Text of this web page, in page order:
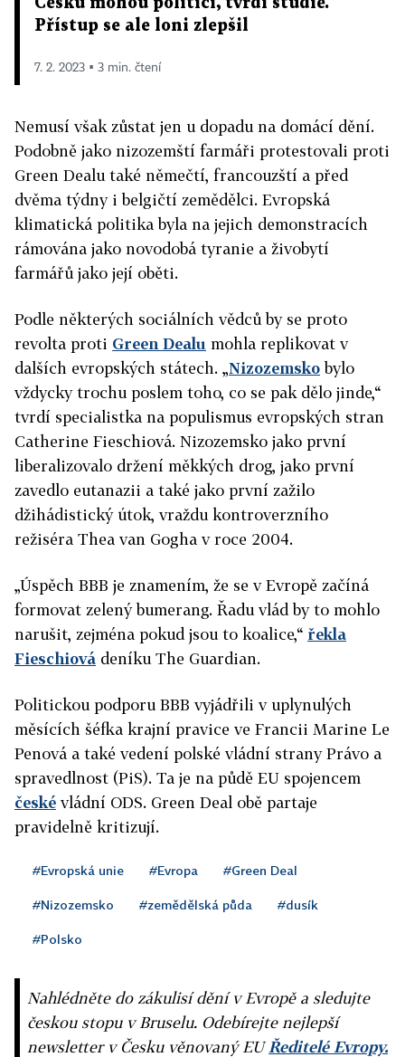
Přístup se ale loni zlepšil
7. 2. 2023 ▪ 3 min. čtení
Nemusí však zůstat jen u dopadu na domácí dění.
Podobně jako nizozemští farmáři protestovali proti
Green Dealu také němečtí, francouzští a před
dvěma týdny i belgičtí zemědělci. Evropská
klimatická politika byla na jejich demonstracích
rámována jako novodobá tyranie a živobytí
farmářů jako její oběti.
Podle některých sociálních vědců by se proto
revolta proti Green Dealu mohla replikovat v
dalších evropských státech. „Nizozemskobylo
vždycky trochu poslem toho, co se pak dělo jinde,“
tvrdí specialistka na populismus evropských stran
Catherine Fieschiová. Nizozemsko jako první
liberalizovalo držení měkkých drog, jako první
zavedlo eutanazii a také jako první zažilo
džihádistický útok, vraždu kontroverzního
režiséra Thea van Gogha v roce 2004.
„Úspěch BBB je znamením, že se v Evropě začíná
formovat zelený bumerang. Řadu vlád by to mohlo
narušit, zejména pokud jsou to koalice,“ řekla
Fieschiová deníku The Guardian.
Politickou podporu BBB vyjádřili v uplynulých
měsících šéfka krajní pravice ve Francii Marine Le
Penová a také vedení polské vládní strany Právo a
spravedlnost (PiS). Ta je na půdě EU spojencem
české vládní ODS. Green Deal obě partaje
pravidelně kritizují.
#Evropská unie #Evropa #Green Deal
#Nizozemsko #zemědělská půda #dusík
#Polsko
Nahlédněte do zákulisí dění v Evropě a sledujte
českou stopu v Bruselu. Odebírejte nejlepší
newsletter v Česku věnovaný EUŘeditelé Evropy.